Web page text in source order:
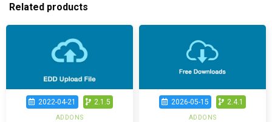
Related products
2022-04-21 2.1.5
ADDONS
2026-05-15 2.4.1
ADDONS